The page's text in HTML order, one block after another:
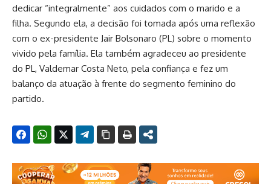
dedicar “integralmente” aos cuidados com o marido e a
filha. Segundo ela, a decisão foi tomada após uma reflexão
com o ex-presidente Jair Bolsonaro (PL) sobre o momento
vivido pela família. Ela também agradeceu ao presidente
do PL, Valdemar Costa Neto, pela confiança e fez um
balanço da atuação à frente do segmento feminino do
partido.